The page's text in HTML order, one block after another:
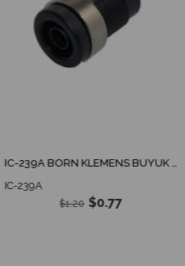
IC-239A BORN KLEMENS BÜYÜK GÖMME TİP
IC-239A
$0.77
$1.20